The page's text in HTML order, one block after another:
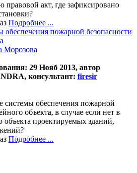
правовой акт, где зафиксировано
Подробнее ...
обеспечения пожарной безопасности
Морозова
29 Нояб 2013, автор
консультант: firesir
системы обеспечения пожарной
объекта, в случае если нет в
объекта проектируемых зданий,
Подробнее ...